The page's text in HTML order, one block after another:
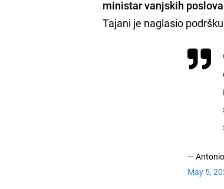
ministar vanjskih
Tajani je naglasio
—
May 5,